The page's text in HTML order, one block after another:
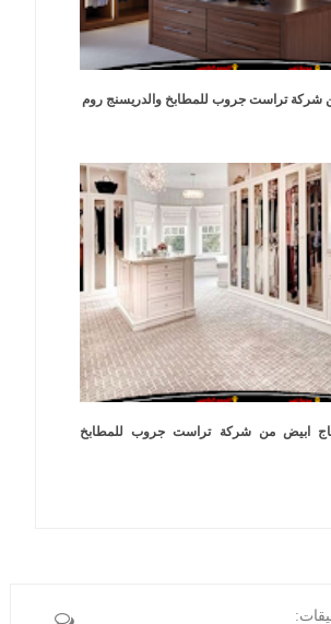
شركة تراست جروب للمطابخ والدريسنج روم
ابيض من شركة تراست جروب للمطابخ